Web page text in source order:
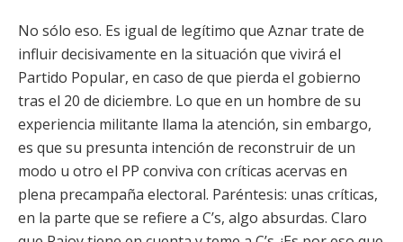
No sólo eso. Es igual de legítimo que Aznar trate de
influir decisivamente en la situación que vivirá el
Partido Popular, en caso de que pierda el gobierno
tras el 20 de diciembre. Lo que en un hombre de su
experiencia militante llama la atención, sin embargo,
es que su presunta intención de reconstruir de un
modo u otro el PP conviva con críticas acervas en
plena precampaña electoral. Paréntesis: unas críticas,
en la parte que se refiere a C’s, algo absurdas. Claro